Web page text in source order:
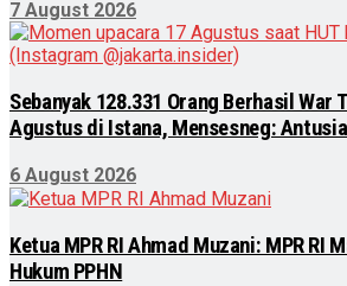
7 August 2026
Sebanyak 128.331 Orang Berhasil War
Agustus di Istana, Mensesneg:
6 August 2026
Ketua MPR RI Ahmad Muzani: MPR RI
Hukum PPHN